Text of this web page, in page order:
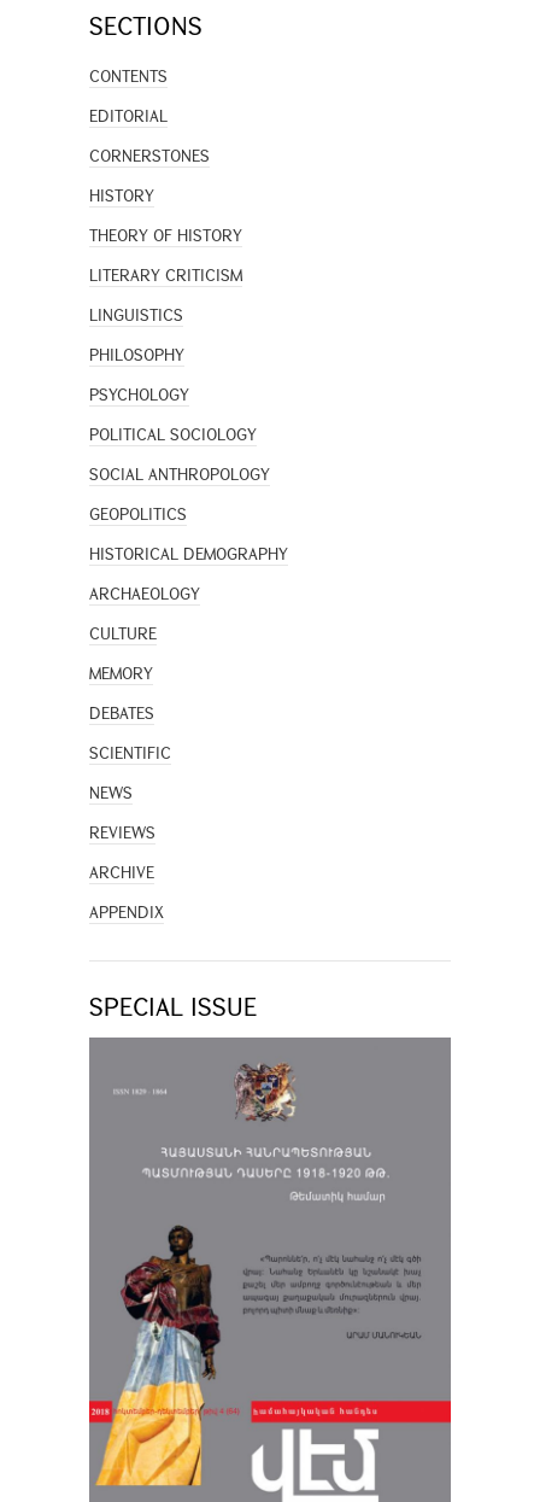
SECTIONS
CONTENTS
EDITORIAL
CORNERSTONES
HISTORY
THEORY OF HISTORY
LITERARY CRITICISM
LINGUISTICS
PHILOSOPHY
PSYCHOLOGY
POLITICAL SOCIOLOGY
SOCIAL ANTHROPOLOGY
GEOPOLITICS
HISTORICAL DEMOGRAPHY
ARCHAEOLOGY
CULTURE
MEMORY
DEBATES
SCIENTIFIC
NEWS
REVIEWS
ARCHIVE
APPENDIX
SPECIAL ISSUE